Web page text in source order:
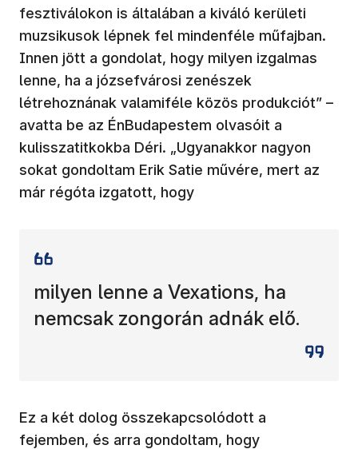
fesztiválokon is általában a kiváló kerületi
muzsikusok lépnek fel mindenféle műfajban.
Innen jött a gondolat, hogy milyen izgalmas
lenne, ha a józsefvárosi zenészek
létrehoznának valamiféle közös produkciót” –
avatta be az ÉnBudapestem olvasóit a
kulisszatitkokba Déri. „Ugyanakkor nagyon
sokat gondoltam Erik Satie művére, mert az
már régóta izgatott, hogy
milyen lenne a Vexations, ha
nemcsak zongorán adnák elő.
Ez a két dolog összekapcsolódott a
fejemben, és arra gondoltam, hogy